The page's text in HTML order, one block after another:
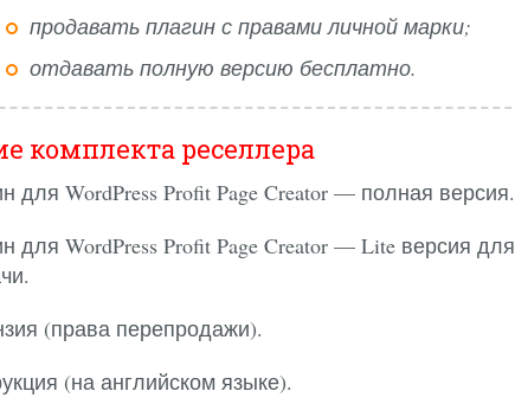
продавать плагин с правами личной марки;
отдавать полную версию бесплатно.
комплекта реселлера
для WordPress Profit Page Creator — полная версия.
для WordPress Profit Page Creator — Lite версия для
(права перепродажи).
(на английском языке).